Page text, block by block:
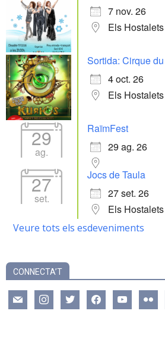
7 nov. 26
Els
Sortida: Cirque
4 oct. 26
Els
29
ag.
RaïmFest
29 ag. 26
27
set.
Jocs de Taula
27 set. 26
Els
Veure tots els esdeveniments
CONNECTA’T
mail instagramtwitter facebookyoutube flickr